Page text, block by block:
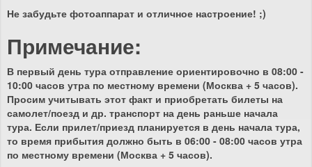
Не забудьте фотоаппарат и отличное настроение! ;)
Примечание:
В первый день тура отправление ориентировочно в 08:00 -
10:00 часов утра по местному времени (Москва + 5 часов).
Просим учитывать этот факт и приобретать билеты на
самолет/поезд и др. транспорт на день раньше начала
тура. Если прилет/приезд планируется в день начала тура,
то время прибытия должно быть в 06:00 - 08:00 часов утра
по местному времени (Москва + 5 часов).